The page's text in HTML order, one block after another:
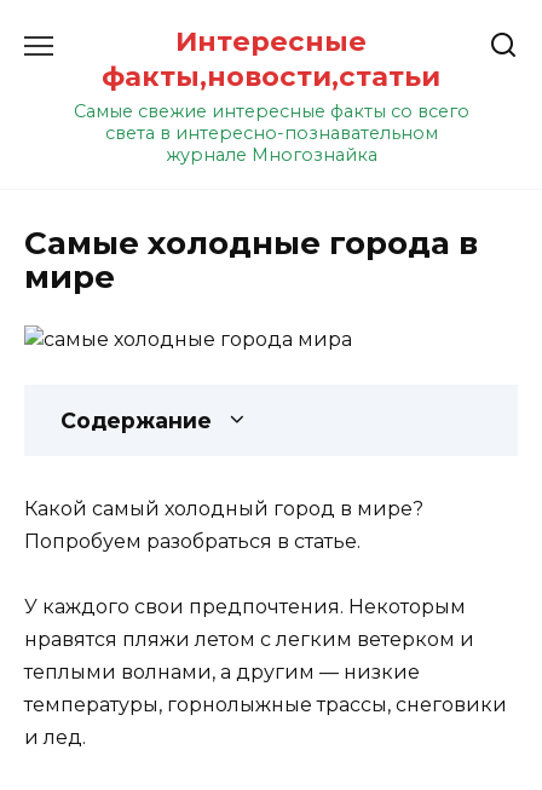
содержанию
Интересные
факты,новости,статьи
Самые свежие интересные факты со всего
света в интересно-познавательном
журнале Многознайка
Самые холодные города в
мире
Содержание
Какой самый холодный город в мире?
Попробуем разобраться в статье.
У каждого свои предпочтения. Некоторым
нравятся пляжи летом с легким ветерком и
теплыми волнами, а другим — низкие
температуры, горнолыжные трассы, снеговики
и лед.